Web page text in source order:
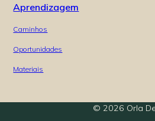
Aprendizagem
Caminhos
Oportunidades
Materiais
© 2026 Orla